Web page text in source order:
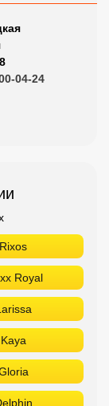
04-24
Rixos
Royal
Kaya